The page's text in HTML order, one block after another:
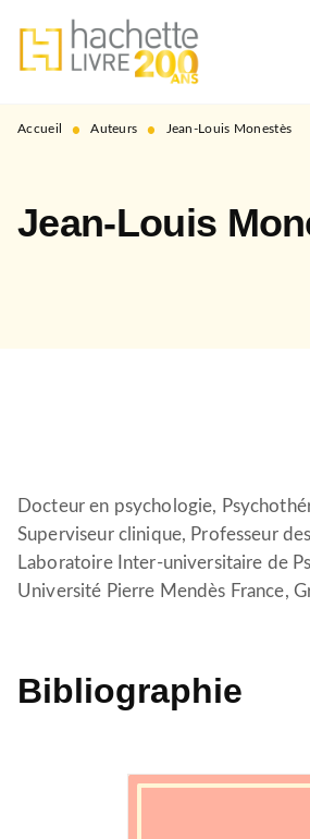
MENU RECHERCHE
PIED DE PAGE
Accueil • Auteurs • Jean-Louis Monestès
Jean-Louis
Docteur en psychologie,
Superviseur clinique, Professeur
Laboratoire Inter-universitaire de
Université Pierre Mendès France,
Bibliographie